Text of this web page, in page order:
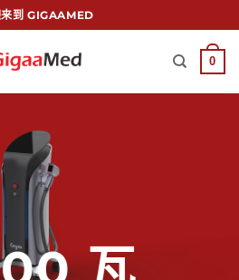
到 GIGAAMED
0